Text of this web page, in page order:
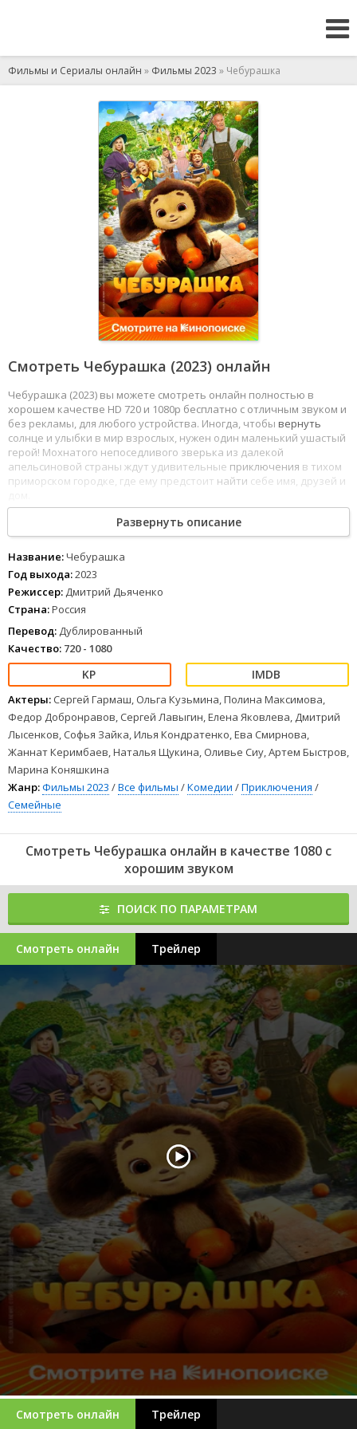
Фильмы и Сериалы онлайн » Фильмы 2023 » Чебурашка
Смотреть Чебурашка (2023) онлайн
Чебурашка (2023) вы можете смотреть онлайн полностью в
хорошем качестве HD 720 и 1080p бесплатно с отличным звуком и
без рекламы, для любого устройства. Иногда, чтобы вернуть
солнце и улыбки в мир взрослых, нужен один маленький ушастый
герой! Мохнатого непоседливого зверька из далекой
апельсиновой страны ждут удивительные приключения в тихом
приморском городке, где ему предстоит найти себе имя, друзей и
12345 678
Развернуть описание
Название:Чебурашка
Год выхода:2023
Режиссер: Дмитрий Дьяченко
Страна:Россия
Перевод: Дублированный
Качество: 720 - 1080
Актеры: Сергей Гармаш, Ольга Кузьмина, Полина Максимова,
Федор Добронравов, Сергей Лавыгин, Елена Яковлева, Дмитрий
Лысенков, Софья Зайка, Илья Кондратенко, Ева Смирнова,
Жаннат Керимбаев, Наталья Щукина, Оливье Сиу, Артем Быстров,
Марина Коняшкина
Жанр:Фильмы 2023 /Все фильмы /Комедии /Приключения /
Семейные
Смотреть Чебурашка онлайн в качестве 1080 с
хорошим звуком
ПОИСК ПО ПАРАМЕТРАМ
Смотреть онлайн Трейлер
Смотреть онлайн Трейлер